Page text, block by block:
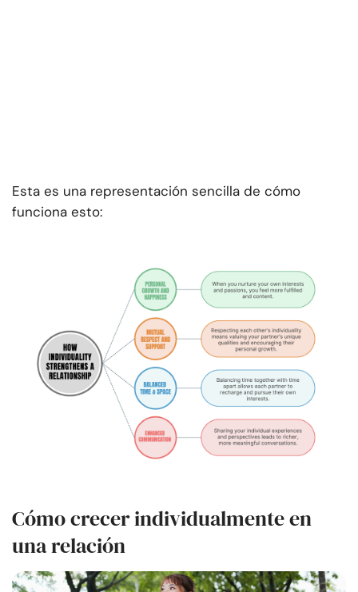
Esta es una representación sencilla de cómo
funciona esto:
Cómo crecer individualmente en
una relación